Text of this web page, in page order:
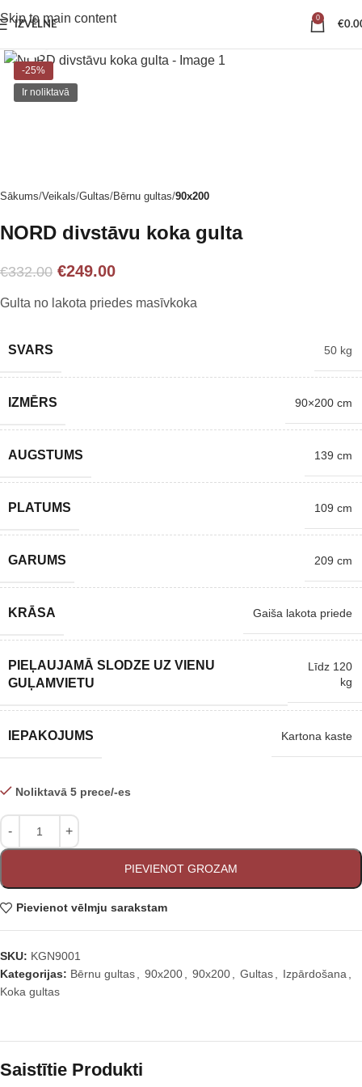
Skip to main content
IZVĒLNE
0
€
-25%
Ir noliktavā
Sākums Veikals Gultas Bērnu gultas 90x200
NORD divstāvu koka gulta
€332.00 €249.00
Gulta no lakota priedes masīvkoka
SVARS 50 kg
IZMĒRS 90×200 cm
AUGSTUMS 139 cm
PLATUMS 109 cm
GARUMS 209 cm
KRĀSA Gaiša lakota priede
PIEĻAUJAMĀ SLODZE UZ VIENU
GUĻAMVIETU
Līdz 120
kg
IEPAKOJUMS Kartona kaste
Noliktavā 5 prece/-es
PIEVIENOT GROZAM
Pievienot vēlmju sarakstam
SKU: KGN9001
Kategorijas: Bērnu gultas 90x200 90x200 Gultas Izpārdošana
Koka gultas
Saistītie Produkti